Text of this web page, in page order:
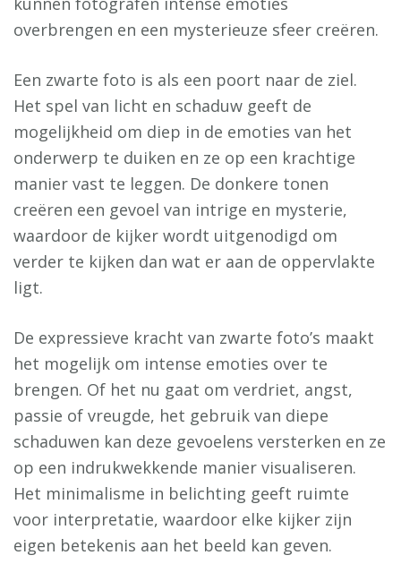
overbrengen en een mysterieuze sfeer creëren.
Een zwarte foto is als een poort naar de ziel.
Het spel van licht en schaduw geeft de
mogelijkheid om diep in de emoties van het
onderwerp te duiken en ze op een krachtige
manier vast te leggen. De donkere tonen
creëren een gevoel van intrige en mysterie,
waardoor de kijker wordt uitgenodigd om
verder te kijken dan wat er aan de oppervlakte
ligt.
De expressieve kracht van zwarte foto’s maakt
het mogelijk om intense emoties over te
brengen. Of het nu gaat om verdriet, angst,
passie of vreugde, het gebruik van diepe
schaduwen kan deze gevoelens versterken en ze
op een indrukwekkende manier visualiseren.
Het minimalisme in belichting geeft ruimte
voor interpretatie, waardoor elke kijker zijn
eigen betekenis aan het beeld kan geven.